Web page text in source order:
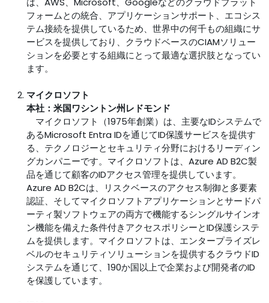
フォームとの統合、アプリケーションサポート、エコシス
テム接続を提供しているため、世界中の何千もの組織にサ
ービスを提供しており、クラウドベースのCIAMソリュー
ションを必要とする組織にとって最適な選択肢となってい
ます。
マイクロソフト
本社：米国ワシントン州レドモンド
マイクロソフト（1975年創業）は、主要なIDシステムで
あるMicrosoft Entra IDを通じてID保護サービスを提供す
る、テクノロジーとセキュリティ分野におけるリーディン
グカンパニーです。マイクロソフトは、Azure AD B2C製
品を通じて顧客のIDアクセス管理を提供しています。
Azure AD B2Cは、リスクベースのアクセス制御と多要素
認証、そしてマイクロソフトアプリケーションとサードパ
ーティ製ソフトウェアの両方で機能するシングルサインオ
ン機能を備えた条件付きアクセスポリシーとID保護システ
ムを提供します。マイクロソフトは、エンタープライズレ
ベルのセキュリティソリューションを提供するクラウドID
システムを通じて、190か国以上で企業および開発者のID
を保護しています。